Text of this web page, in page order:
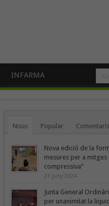
INFARMA
Nous Popular Comentaris
Nova edició de la
mesures per a mitges
compressiva”
21 juny 2024
Junta General
per unanimitat la